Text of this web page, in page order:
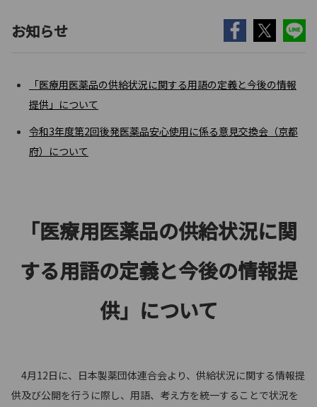
お知らせ
「医療用医薬品の供給状況に関する用語の定義と今後の情報
提供」について
令和3年度第2回後発医薬品安心使用に係る意見交換会（京都
府）について
「医療用医薬品の供給状況に関
する用語の定義と今後の情報提
供」について
4月12日に、日本製薬団体連合会より、供給状況に関する情報提
供及び公開を行うに際し、用語、考え方を統一することで状況を